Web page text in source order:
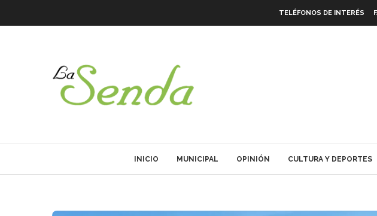
TELÉFONOS DE INTERÉS
INICIO MUNICIPAL OPINIÓN CULTURA Y DEPORTES